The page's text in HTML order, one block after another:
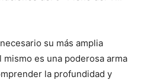
su más amplia
es una poderosa arma
la profundidad y